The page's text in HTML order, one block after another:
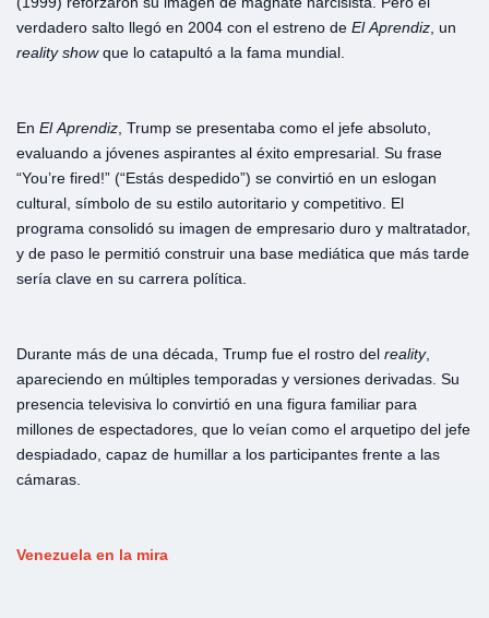
verdadero salto llegó en 2004 con el estreno de El Aprendiz , un
reality showque lo catapultó a la fama mundial.
En El Aprendiz , Trump se presentaba como el jefe absoluto,
evaluando a jóvenes aspirantes al éxito empresarial. Su frase
“You’re fired!” (“Estás despedido”) se convirtió en un eslogan
cultural, símbolo de su estilo autoritario y competitivo. El
programa consolidó su imagen de empresario duro y maltratador,
y de paso le permitió construir una base mediática que más tarde
sería clave en su carrera política.
Durante más de una década, Trump fue el rostro del reality,
apareciendo en múltiples temporadas y versiones derivadas. Su
presencia televisiva lo convirtió en una figura familiar para
millones de espectadores, que lo veían como el arquetipo del jefe
despiadado, capaz de humillar a los participantes frente a las
cámaras.
Venezuela en la mira